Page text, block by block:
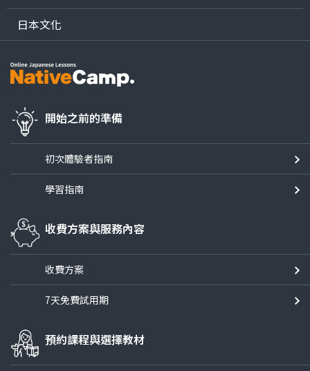
日本文化
開始之前的準備
初次體驗者指南
學習指南
收費方案與服務內容
收費方案
7天免費試用期
預約課程與選擇教材